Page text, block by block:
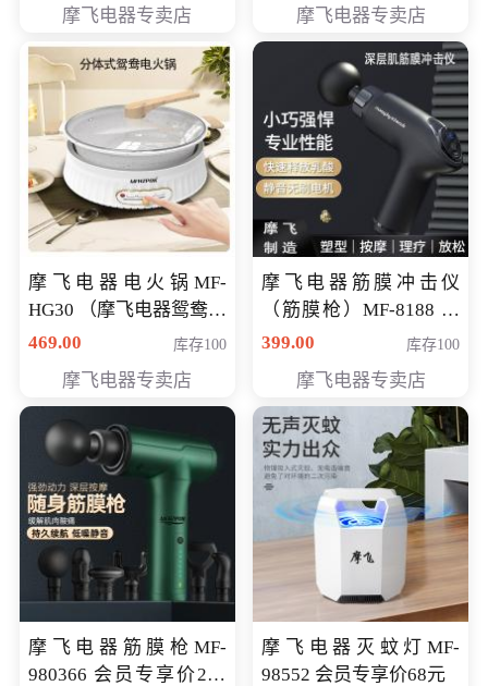
摩飞电器专卖店 摩飞电器专卖店
摩飞电器电火锅MF-
HG30 （摩飞电器鸳鸯锅
MF-HG30 ） 会员专享价
469.00 库存100
摩飞电器专卖店
摩飞电器筋膜冲击仪
（筋膜枪）MF-8188 会
员专享价268元
399.00 库存100
摩飞电器专卖店
摩飞电器筋膜枪MF-
980366 会员专享价299
摩飞电器灭蚊灯MF-
98552 会员专享价68元